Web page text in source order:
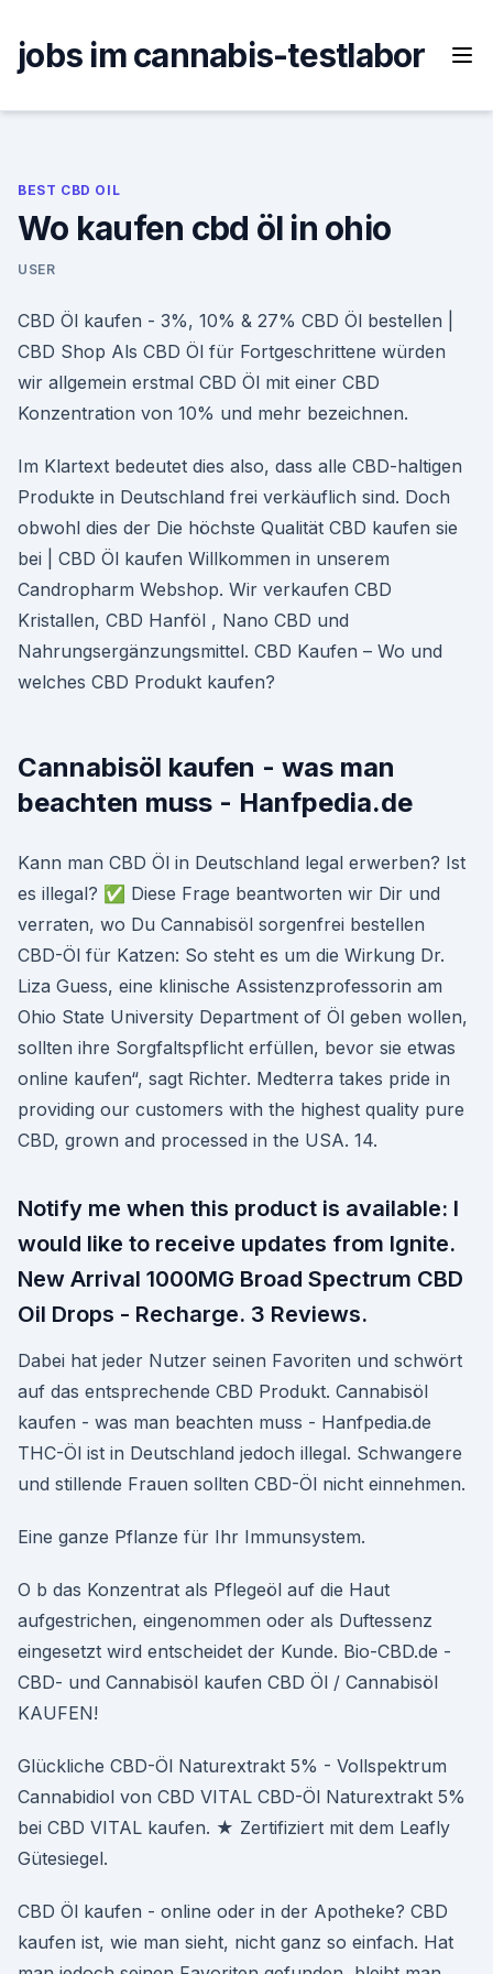
content
jobs im cannabis-testlabor
BEST CBD OIL
Wo kaufen cbd öl in ohio
USER
CBD Öl kaufen - 3%, 10% & 27% CBD Öl bestellen |
CBD Shop Als CBD Öl für Fortgeschrittene würden
wir allgemein erstmal CBD Öl mit einer CBD
Konzentration von 10% und mehr bezeichnen.
Im Klartext bedeutet dies also, dass alle CBD-haltigen
Produkte in Deutschland frei verkäuflich sind. Doch
obwohl dies der Die höchste Qualität CBD kaufen sie
bei | CBD Öl kaufen Willkommen in unserem
Candropharm Webshop. Wir verkaufen CBD
Kristallen, CBD Hanföl , Nano CBD und
Nahrungsergänzungsmittel. CBD Kaufen – Wo und
welches CBD Produkt kaufen?
Cannabisöl kaufen - was man
beachten muss - Hanfpedia.de
Kann man CBD Öl in Deutschland legal erwerben? Ist
es illegal? ✅ Diese Frage beantworten wir Dir und
verraten, wo Du Cannabisöl sorgenfrei bestellen
CBD-Öl für Katzen: So steht es um die Wirkung Dr.
Liza Guess, eine klinische Assistenzprofessorin am
Ohio State University Department of Öl geben wollen,
sollten ihre Sorgfaltspflicht erfüllen, bevor sie etwas
online kaufen“, sagt Richter. Medterra takes pride in
providing our customers with the highest quality pure
CBD, grown and processed in the USA. 14.
Notify me when this product is available: I
would like to receive updates from Ignite.
New Arrival 1000MG Broad Spectrum CBD
Oil Drops - Recharge. 3 Reviews.
Dabei hat jeder Nutzer seinen Favoriten und schwört
auf das entsprechende CBD Produkt. Cannabisöl
kaufen - was man beachten muss - Hanfpedia.de
THC-Öl ist in Deutschland jedoch illegal. Schwangere
und stillende Frauen sollten CBD-Öl nicht einnehmen.
Eine ganze Pflanze für Ihr Immunsystem.
O b das Konzentrat als Pflegeöl auf die Haut
aufgestrichen, eingenommen oder als Duftessenz
eingesetzt wird entscheidet der Kunde. Bio-CBD.de -
CBD- und Cannabisöl kaufen CBD Öl / Cannabisöl
KAUFEN!
Glückliche CBD-Öl Naturextrakt 5% - Vollspektrum
Cannabidiol von CBD VITAL CBD-Öl Naturextrakt 5%
bei CBD VITAL kaufen. ★ Zertifiziert mit dem Leafly
Gütesiegel.
CBD Öl kaufen - online oder in der Apotheke? CBD
kaufen ist, wie man sieht, nicht ganz so einfach. Hat